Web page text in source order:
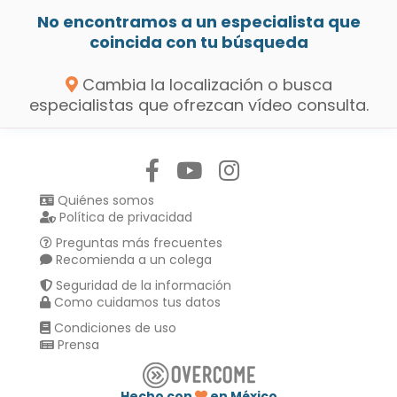
No encontramos a un especialista que
coincida con tu búsqueda
Cambia la localización o busca
especialistas que ofrezcan vídeo consulta.
Quiénes somos
Política de privacidad
Preguntas más frecuentes
Recomienda a un colega
Seguridad de la información
Como cuidamos tus datos
Condiciones de uso
Prensa